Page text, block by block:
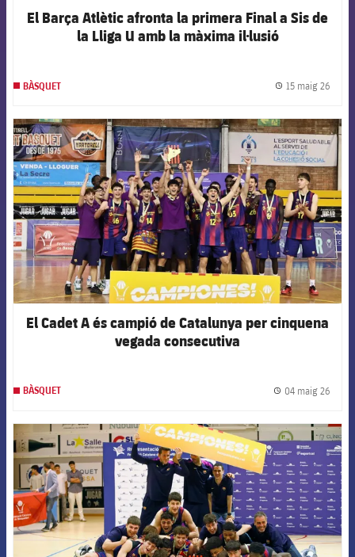
El Barça Atlètic afronta la primera Final a Sis de
la Lliga U amb la màxima il·lusió
BÀSQUET 15 maig 26
FCB Barcelona badge
El Cadet A és campió de Catalunya per cinquena
vegada consecutiva
BÀSQUET 04 maig 26
FCB Barcelona badge